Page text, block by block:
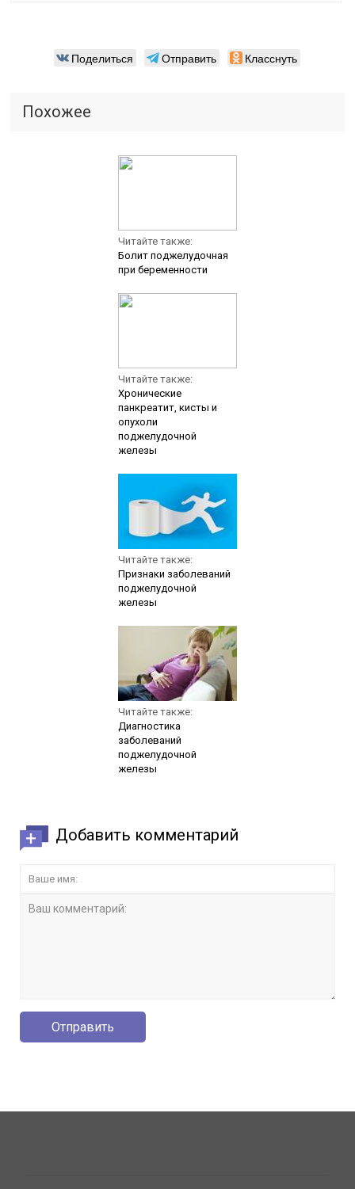
Поделиться Отправить Класснуть
Похожее
Читайте также:
Болит поджелудочная
при беременности
Читайте также:
Хронические
панкреатит, кисты и
опухоли
поджелудочной
железы
Читайте также:
Признаки заболеваний
поджелудочной
железы
Читайте также:
Диагностика
заболеваний
поджелудочной
железы
Добавить комментарий